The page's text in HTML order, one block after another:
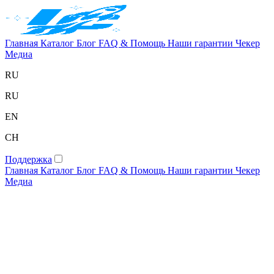
Главная Каталог Блог FAQ & Помощь Наши гарантии Чекер
Медиа
RU
RU
EN
CH
Поддержка
Главная Каталог Блог FAQ & Помощь Наши гарантии Чекер
Медиа